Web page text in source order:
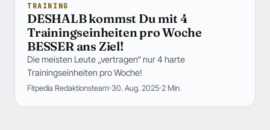
TRAINING
DESHALB kommst Du mit 4
Trainingseinheiten pro Woche
BESSER ans Ziel!
Die meisten Leute „vertragen“ nur 4 harte
Trainingseinheiten pro Woche!
Fitpedia Redaktionsteam 30. Aug. 2025 2 Min.